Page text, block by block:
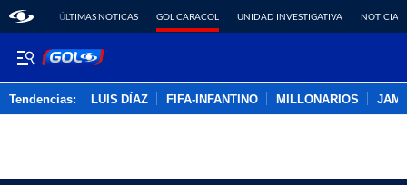
ÚLTIMAS NOTICAS GOL CARACOL UNIDAD INVESTIGATIVA NOTICIAS
Tendencias: LUIS DÍAZ FIFA-INFANTINO MILLONARIOS